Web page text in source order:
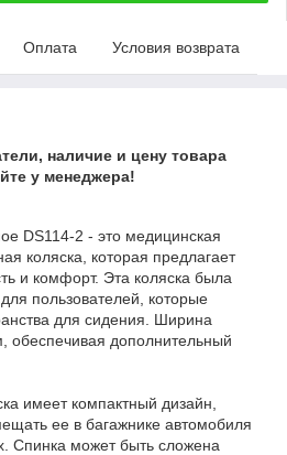
Оплата Условия возврата
наличие и цену товара
у менеджера!
DS114-2 - это медицинская
коляска, которая предлагает
и комфорт. Эта коляска была
пользователей, которые
для сидения. Ширина
обеспечивая дополнительный
имеет компактный дизайн,
ее в багажнике автомобиля
Спинка может быть сложена